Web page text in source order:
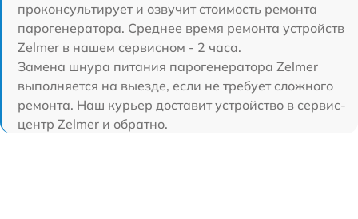
проконсультирует и озвучит стоимость ремонта
парогенератора. Среднее время ремонта устройств
Zelmer в нашем сервисном - 2 часа.
Замена шнура питания парогенератора Zelmer
выполняется на выезде, если не требует сложного
ремонта. Наш курьер доставит устройство в сервис-
центр Zelmer и обратно.